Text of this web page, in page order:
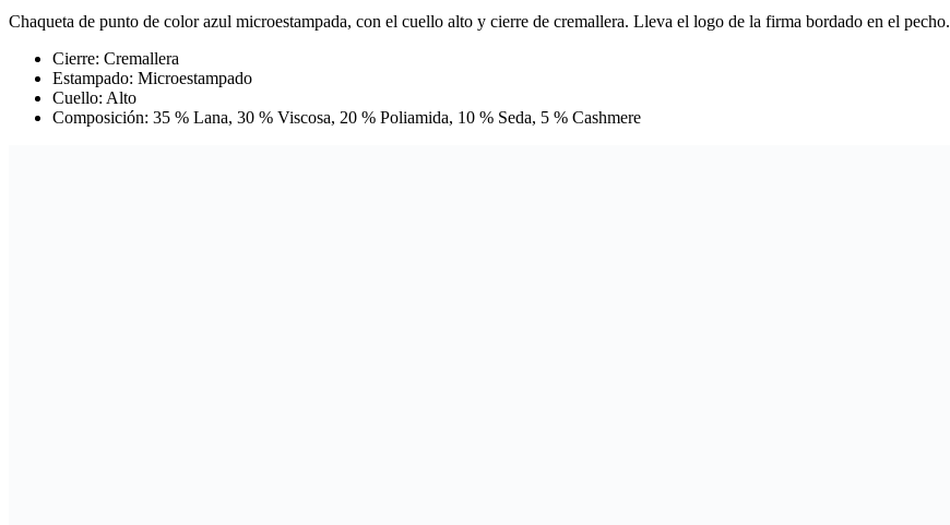
Chaqueta de punto de color azul microestampada, con el cuello alto y cierre de cremallera. Lleva el logo de la firma bordado en el pecho.
Cierre: Cremallera
Estampado: Microestampado
Cuello: Alto
Composición: 35 % Lana, 30 % Viscosa, 20 % Poliamida, 10 % Seda, 5 % Cashmere